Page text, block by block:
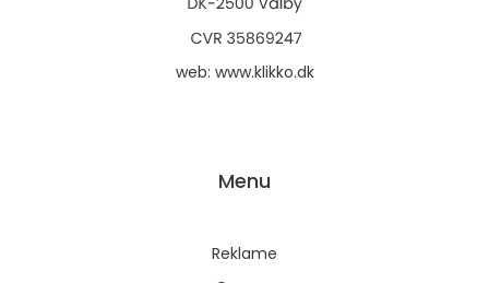
web: www.klikko.dk
Menu
Reklame